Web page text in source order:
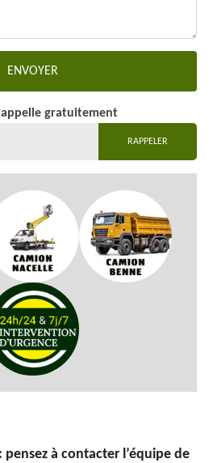
gratuitement
pensez à contacter l’équipe de